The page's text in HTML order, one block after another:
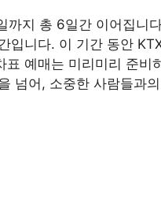
까지 총 6일간 이어집니
입니다. 이 기간 동안
예매는 미리미리 준비
넘어, 소중한 사람들과